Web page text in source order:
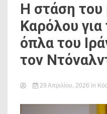
Η στάση του
Καρόλου
όπλα του
τον
29 Απριλίου, 2026 in